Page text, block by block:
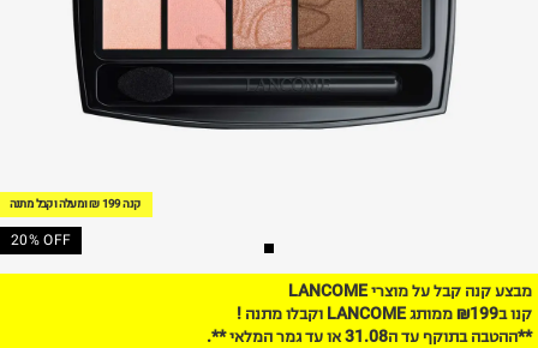
קנה 199 ₪ ומעלה וקבל מתנה
20% OFF
מבצע קנה קבל על מוצרי LANCOME
קנו ב₪199 ממותג LANCOME וקבלו מתנה !
**ההטבה בתוקף עד ה31.08 או עד גמר המלאי **.